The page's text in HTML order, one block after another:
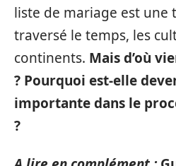
liste de mariage est une
traversé le temps, les
continents. Mais d’où
? Pourquoi est-elle
importante dans le
?